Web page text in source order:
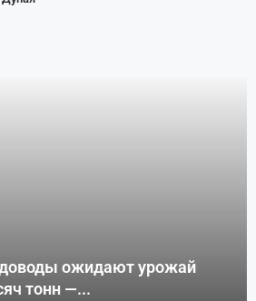
ожидают урожай
тонн —...